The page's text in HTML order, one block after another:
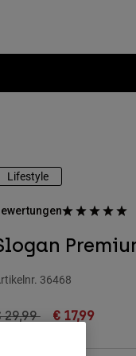
Lifestyle
36468
reduced from
29,99to€ 17,99